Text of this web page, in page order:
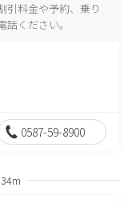
引料金や予約、乗り
ください。
0587-59-8900